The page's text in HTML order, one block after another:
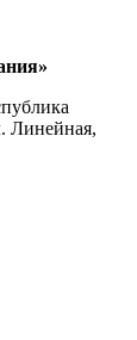
Линейная,